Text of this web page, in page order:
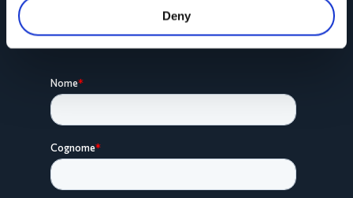
Deny
prodotti Web Furniture!